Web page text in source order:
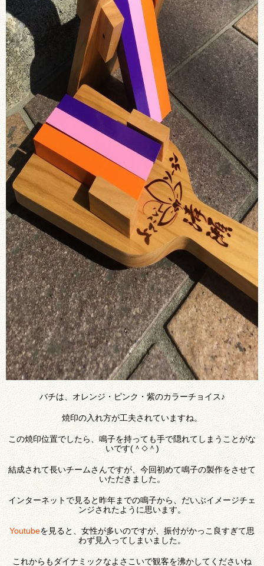
バチは、オレンジ・ピンク・紫のカラーチョイス♪
焼印の入れ方が工夫されていますね。
この焼印位置でしたら、鳴子を持っても手で隠れてしまうことがな
いです(＾◇＾)
結成されて長いチームさんですが、今回初めて鳴子の製作をさせて
いただきました。
インターネットで見ると昨年までの鳴子から、だいぶイメージチェ
ンジされたように思います。
Youtubeを見ると、女性が多いのですが、振付がかっこ良すぎて思
わず見入ってしまいました。
これからもダイナミックなよさこいで観客を沸かしてくださいね